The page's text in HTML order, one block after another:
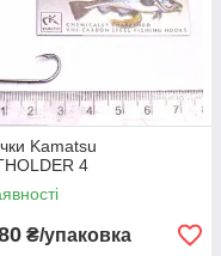
Kamatsu
4
₴/упаковка